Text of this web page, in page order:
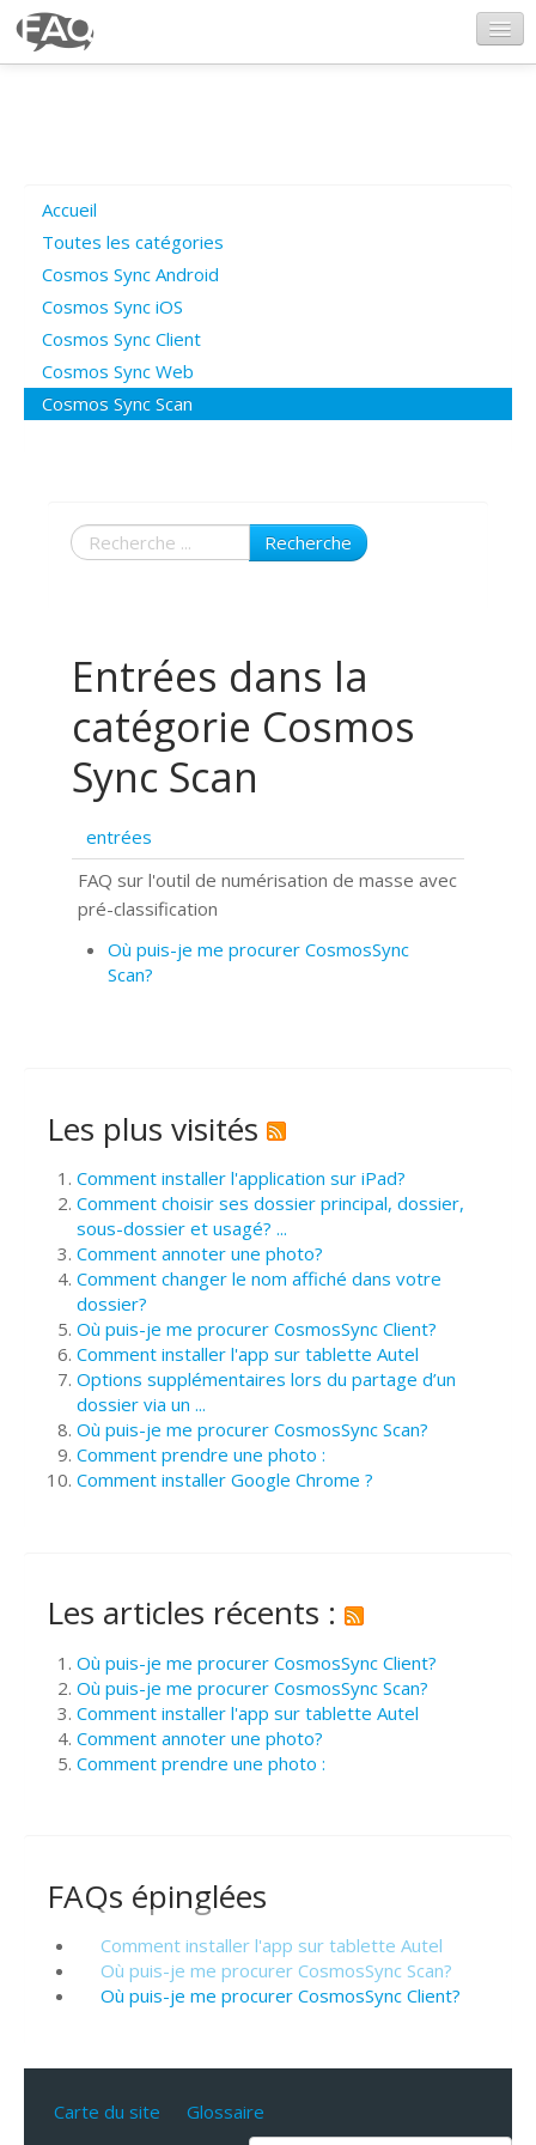
Poser une question
Questions ouvertes
Connexion
Accueil
Toutes les catégories
Cosmos Sync Android
Cosmos Sync iOS
Cosmos Sync Client
Cosmos Sync Web
Cosmos Sync Scan
Recherche
Entrées dans la
catégorie Cosmos
Sync Scan
entrées
FAQ sur l'outil de numérisation de masse avec
pré-classification
Où puis-je me procurer CosmosSync
Scan?
Les plus visités
Comment installer l'application sur iPad?
Comment choisir ses dossier principal, dossier,
sous-dossier et usagé? ...
Comment annoter une photo?
Comment changer le nom affiché dans votre
dossier?
Où puis-je me procurer CosmosSync Client?
Comment installer l'app sur tablette Autel
Options supplémentaires lors du partage d’un
dossier via un ...
Où puis-je me procurer CosmosSync Scan?
Comment prendre une photo :
Comment installer Google Chrome ?
Les articles récents :
Où puis-je me procurer CosmosSync Client?
Où puis-je me procurer CosmosSync Scan?
Comment installer l'app sur tablette Autel
Comment annoter une photo?
Comment prendre une photo :
FAQs épinglées
Comment installer l'app sur tablette Autel
Où puis-je me procurer CosmosSync Scan?
Où puis-je me procurer CosmosSync Client?
Carte du site Glossaire